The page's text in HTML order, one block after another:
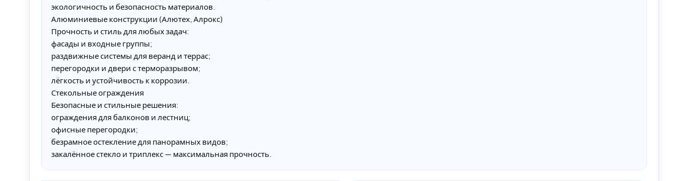
экологичность и безопасность материалов.
Алюминиевые конструкции (Алютех, Алрокс)
Прочность и стиль для любых задач:
фасады и входные группы;
раздвижные системы для веранд и террас;
перегородки и двери с терморазрывом;
лёгкость и устойчивость к коррозии.
Стекольные ограждения
Безопасные и стильные решения:
ограждения для балконов и лестниц;
офисные перегородки;
безрамное остекление для панорамных видов;
закалённое стекло и триплекс — максимальная прочность.